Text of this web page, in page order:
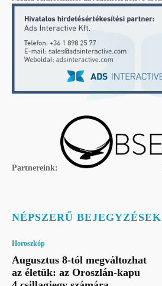
Partnereink:
NÉPSZERŰ BEJEGYZÉSEK
Horoszkóp
Augusztus 8-tól megváltozhat
az életük: az Oroszlán-kapu